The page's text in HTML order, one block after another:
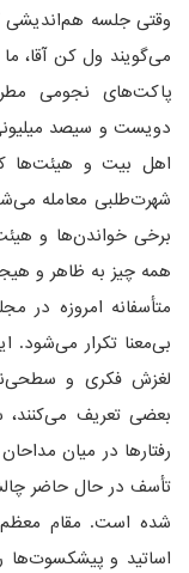
وقتی جلسه هم‌اندیشی
می‌گویند ول کن آقا،
پاکت‌های نجومی
دویست و سیصد
اهل بیت و هیئت‌ها
شهرت‌طلبی معامله
برخی خواندن‌ها و
همه چیز به ظاهر و
متأسفانه امروزه در
بی‌معنا تکرار می‌شود.
لغزش فکری و
بعضی تعریف می‌کنند،
رفتارها در میان
تأسف در حال حاضر
شده است. مقام
اساتید و پیشکسوت‌ها